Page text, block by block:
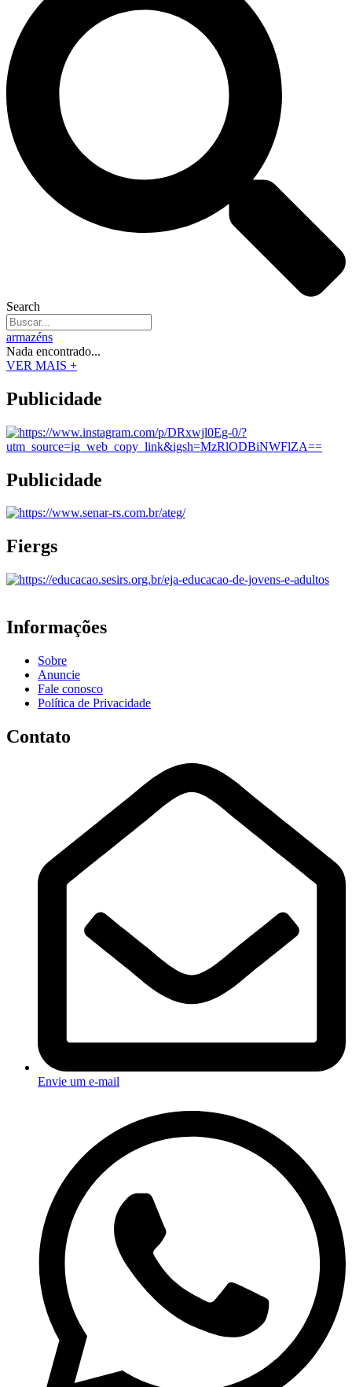
Search
armazéns
Nada encontrado...
VER MAIS +
Publicidade
Publicidade
Fiergs
Informações
Sobre
Anuncie
Fale conosco
Política de Privacidade
Contato
Envie um e-mail